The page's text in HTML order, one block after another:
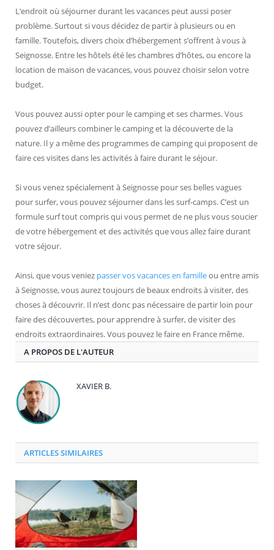
L’endroit où séjourner durant les vacances peut aussi poser
problème. Surtout si vous décidez de partir à plusieurs ou en
famille. Toutefois, divers choix d’hébergement s’offrent à vous à
Seignosse. Entre les hôtels été les chambres d’hôtes, ou encore la
location de maison de vacances, vous pouvez choisir selon votre
budget.
Vous pouvez aussi opter pour le camping et ses charmes. Vous
pouvez d’ailleurs combiner le camping et la découverte de la
nature. Il y a même des programmes de camping qui proposent de
faire ces visites dans les activités à faire durant le séjour.
Si vous venez spécialement à Seignosse pour ses belles vagues
pour surfer, vous pouvez séjourner dans les surf-camps. C’est un
formule surf tout compris qui vous permet de ne plus vous soucier
de votre hébergement et des activités que vous allez faire durant
votre séjour.
Ainsi, que vous veniez passer vos vacances en familleou entre amis
à Seignosse, vous aurez toujours de beaux endroits à visiter, des
choses à découvrir. Il n’est donc pas nécessaire de partir loin pour
faire des découvertes, pour apprendre à surfer, de visiter des
endroits extraordinaires. Vous pouvez le faire en France même.
A PROPOS DE L'AUTEUR
XAVIER B.
ARTICLES SIMILAIRES